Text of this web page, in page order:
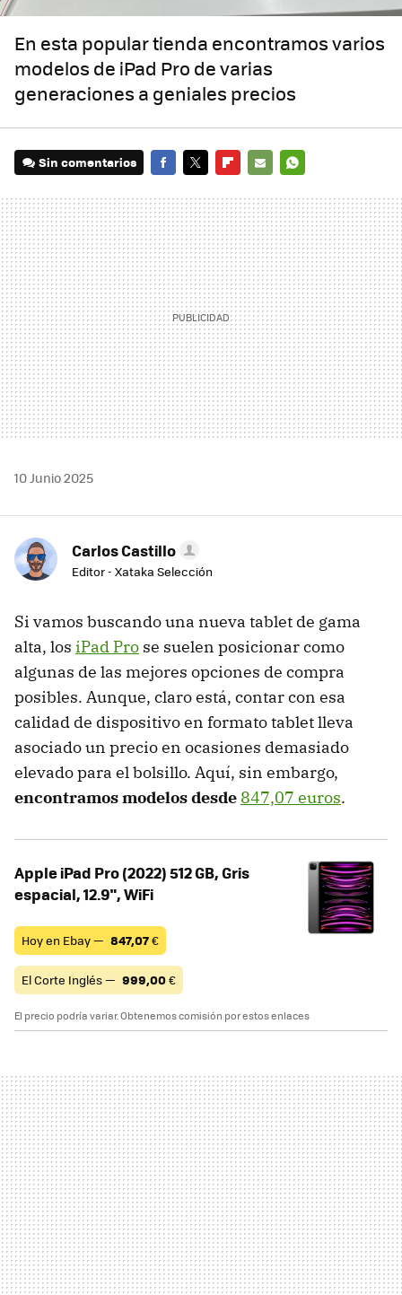
En esta popular tienda encontramos varios
modelos de iPad Pro de varias
generaciones a geniales precios
Sin comentarios
MAIL
10 Junio 2025
Carlos Castillo
Editor - Xataka Selección
Si vamos buscando una nueva tablet de gama
alta, los iPad Pro se suelen posicionar como
algunas de las mejores opciones de compra
posibles. Aunque, claro está, contar con esa
calidad de dispositivo en formato tablet lleva
asociado un precio en ocasiones demasiado
elevado para el bolsillo. Aquí, sin embargo,
encontramos modelos desde 847,07 euros.
Apple iPad Pro (2022) 512 GB, Gris
espacial, 12.9", WiFi
Hoy en Ebay — 847,07€
El Corte Inglés — 999,00€
El precio podría variar. Obtenemos comisión por estos enlaces